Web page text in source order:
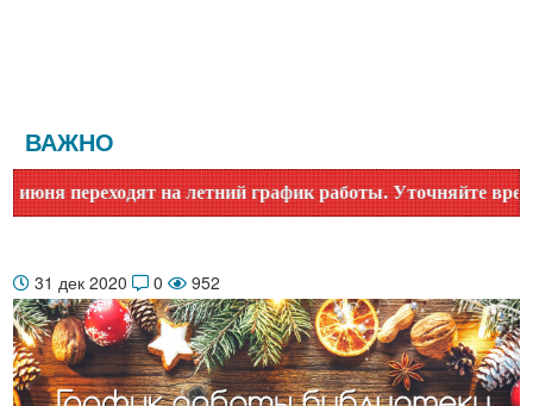
ВАЖНО
переходят на летний график работы. Уточняйте время
31 дек 2020 0 952